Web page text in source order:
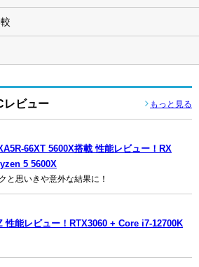
レビュー もっと見る
66XT 5600X搭載 性能レビュー！RX
5 5600X
と思いきや意外な結果に！
性能レビュー！RTX3060 + Core i7-12700K